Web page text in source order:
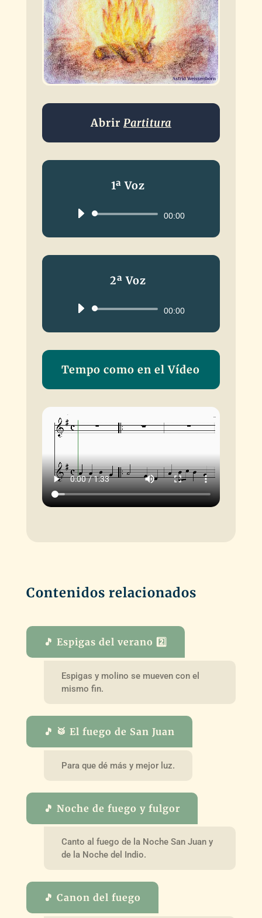
Abrir Partitura
1ª Voz
Reproductor00:00
2ª Voz
Reproductor00:00
Tempo como en el Vídeo
Contenidos relacionados
🎵 Espigas del verano 2️⃣
Espigas y molino se mueven con el
mismo fin.
🎵 🥁 El fuego de San Juan
Para que dé más y mejor luz.
🎵 Noche de fuego y fulgor
Canto al fuego de la Noche San Juan y
de la Noche del Indio.
🎵 Canon del fuego